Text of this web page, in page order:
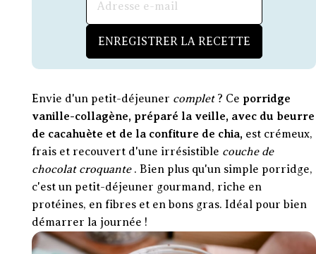
ENREGISTRER LA RECETTE
Envie d'un petit-déjeuner complet? Ce porridge
vanille-collagène, préparé la veille, avec du beurre
de cacahuète et de la confiture de chia, est crémeux,
frais et recouvert d'une irrésistible couche de
chocolat croquante. Bien plus qu'un simple porridge,
c'est un petit-déjeuner gourmand, riche en
protéines, en fibres et en bons gras. Idéal pour bien
démarrer la journée !